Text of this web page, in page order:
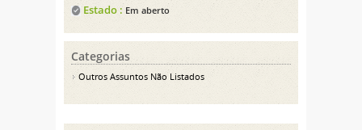
Estado : Em aberto
Categorias
Outros Assuntos Não Listados